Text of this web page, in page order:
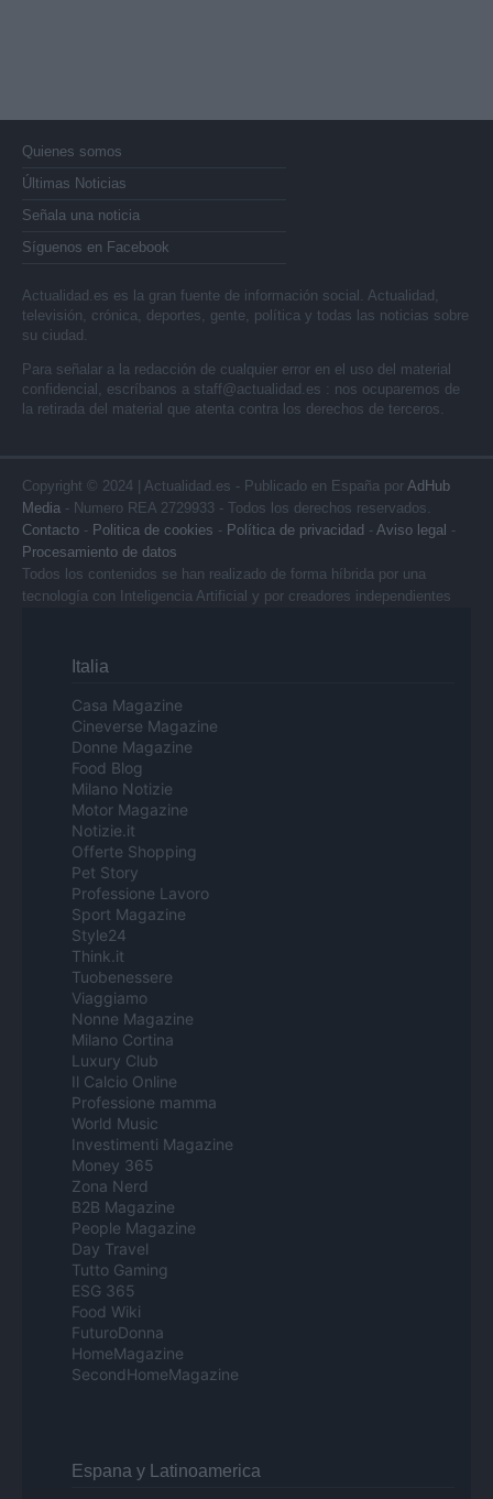
Quienes somos
Últimas Noticias
Señala una noticia
Síguenos en Facebook
Actualidad.es es la gran fuente de información social. Actualidad,
televisión, crónica, deportes, gente, política y todas las noticias sobre
su ciudad.
Para señalar a la redacción de cualquier error en el uso del material
confidencial, escríbanos a staff@actualidad.es : nos ocuparemos de
la retirada del material que atenta contra los derechos de terceros.
Copyright © 2024 | Actualidad.es - Publicado en España por AdHub
Media - Numero REA 2729933 - Todos los derechos reservados.
Contacto - Politica de cookies - Política de privacidad - Aviso legal -
Procesamiento de datos
Todos los contenidos se han realizado de forma híbrida por una
tecnología con Inteligencia Artificial y por creadores independientes
Italia
Casa Magazine
Cineverse Magazine
Donne Magazine
Food Blog
Milano Notizie
Motor Magazine
Notizie.it
Offerte Shopping
Pet Story
Professione Lavoro
Sport Magazine
Style24
Think.it
Tuobenessere
Viaggiamo
Nonne Magazine
Milano Cortina
Luxury Club
Il Calcio Online
Professione mamma
World Music
Investimenti Magazine
Money 365
Zona Nerd
B2B Magazine
People Magazine
Day Travel
Tutto Gaming
ESG 365
Food Wiki
FuturoDonna
HomeMagazine
SecondHomeMagazine
Espana y Latinoamerica